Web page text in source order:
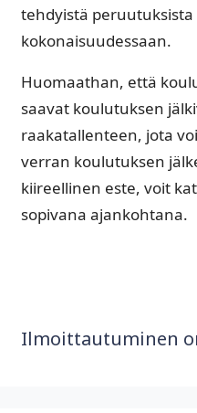
tehdyistä
kokonaisuudessaan.
Huomaathan, että
saavat koulutuksen
raakatallenteen, jota
verran koulutuksen
kiireellinen este, voit
sopivana ajankohtana.
Ilmoittautuminen